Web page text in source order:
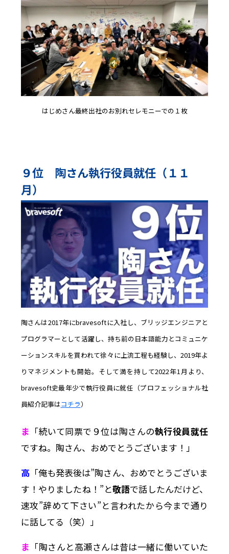
はじめさん最終出社のお別れセレモニーでの１枚
９位 陶さん執行役員就任（１１
月）
陶さんは2017年にbravesoftに入社し、ブリッジエンジニアと
プログラマーとして活躍し、持ち前の日本語能力とコミュニケ
ーションスキルを買われて徐々に上流工程も経験し、2019年よ
りマネジメントも開始。そして満を持して2022年1月より、
bravesoft史最年少で執行役員に就任（プロフェッショナル社
員紹介記事はコチラ）
ま 「続いて同票で９位は陶さんの執行役員就任
ですね。陶さん、おめでとうございます！」
高 「俺も発表後は”陶さん、おめでとうございま
す！やりましたね！”と敬語で話したんだけど、
速攻”辞めて下さい”と言われたから今まで通り
に話してる（笑）」
ま 「陶さんと高瀬さんは昔は一緒に働いていた